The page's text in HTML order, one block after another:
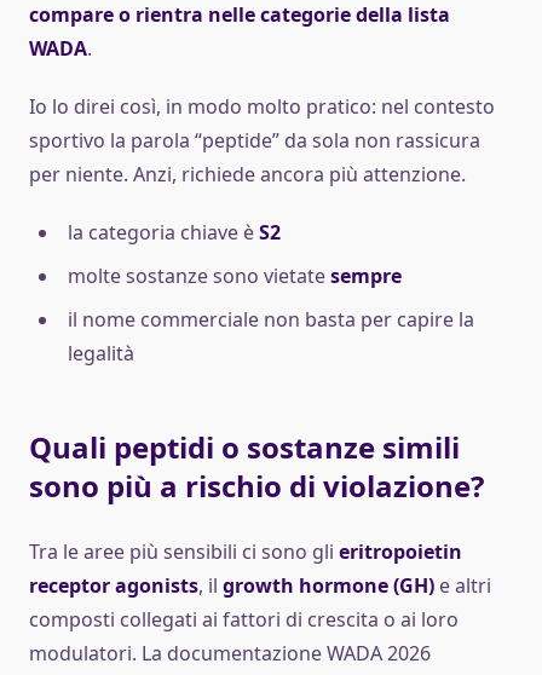
compare o rientra nelle categorie della lista
WADA.
Io lo direi così, in modo molto pratico: nel contesto
sportivo la parola “peptide” da sola non rassicura
per niente. Anzi, richiede ancora più attenzione.
la categoria chiave èS2
molte sostanze sono vietatesempre
il nome commerciale non basta per capire la
legalità
Quali peptidi o sostanze simili
sono più a rischio di violazione?
Tra le aree più sensibili ci sono gli eritropoietin
receptor agonists, il growth hormone (GH) e altri
composti collegati ai fattori di crescita o ai loro
modulatori. La documentazione WADA 2026